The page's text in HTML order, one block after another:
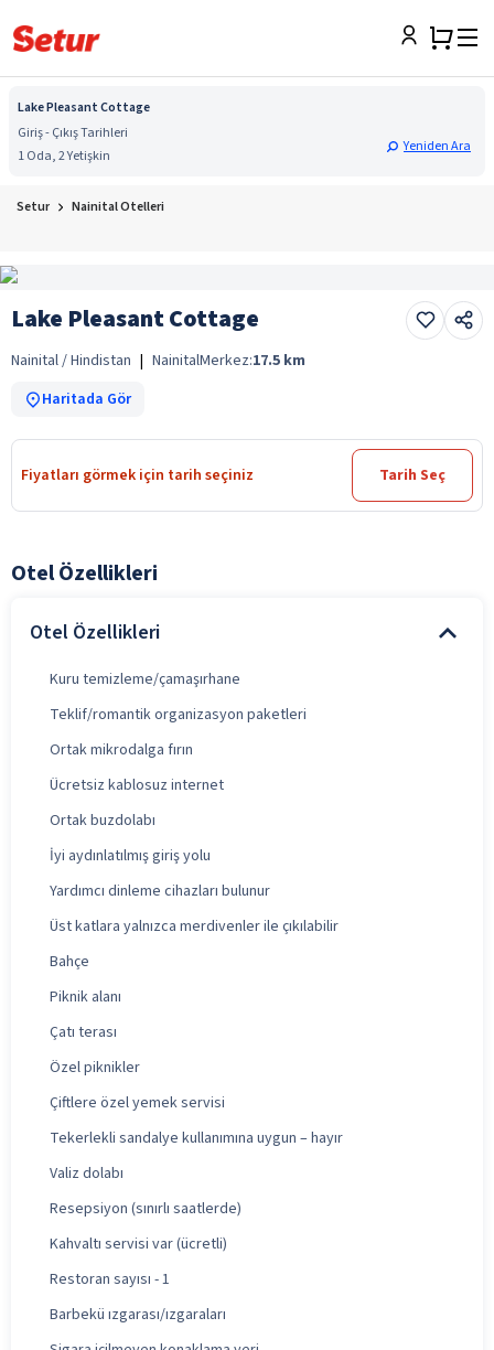
Lake Pleasant Cottage
Giriş - Çıkış Tarihleri
1 Oda, 2 Yetişkin
Yeniden Ara
Setur Nainital Otelleri
Lake Pleasant Cottage
Nainital / Hindistan | NainitalMerkez:17.5 km
Haritada Gör
Fiyatları görmek için tarih seçiniz Tarih Seç
Otel Özellikleri
Otel Özellikleri
Kuru temizleme/çamaşırhane
Teklif/romantik organizasyon paketleri
Ortak mikrodalga fırın
Ücretsiz kablosuz internet
Ortak buzdolabı
İyi aydınlatılmış giriş yolu
Yardımcı dinleme cihazları bulunur
Üst katlara yalnızca merdivenler ile çıkılabilir
Bahçe
Piknik alanı
Çatı terası
Özel piknikler
Çiftlere özel yemek servisi
Tekerlekli sandalye kullanımına uygun – hayır
Valiz dolabı
Resepsiyon (sınırlı saatlerde)
Kahvaltı servisi var (ücretli)
Restoran sayısı - 1
Barbekü ızgarası/ızgaraları